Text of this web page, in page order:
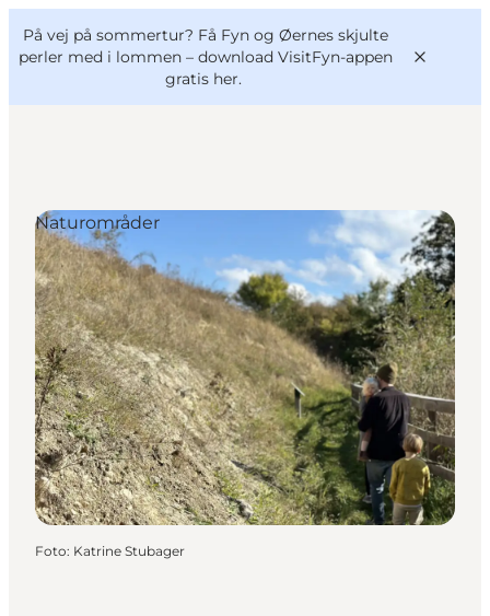
På vej på sommertur? Få Fyn og Øernes skjulte
perler med i lommen – download VisitFyn-appen
gratis her.
Oplevelser
Outdoor
Mad og drikke
Overnatning
Book lokale oplevelser
VisitFyn
Deutsch
Naturområder
Foto: Katrine Stubager